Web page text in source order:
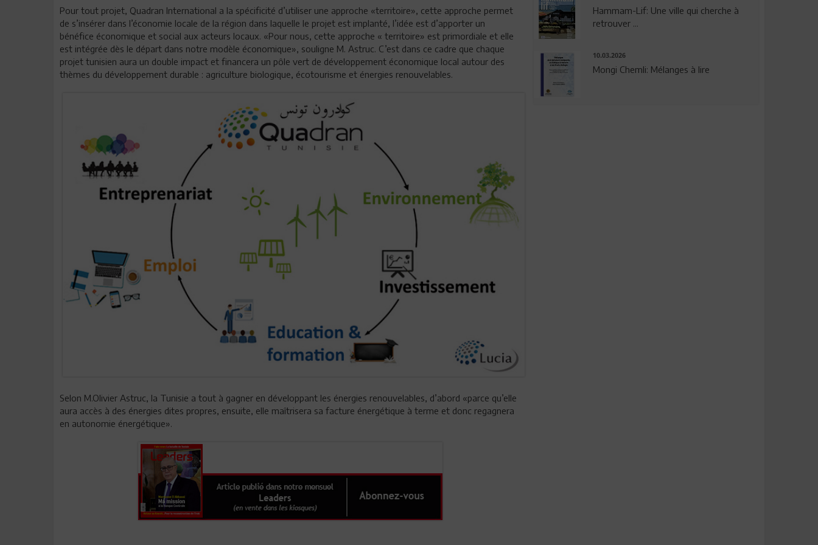
Pour tout projet, Quadran International a la spécificité d’utiliser une approche «territoire», cette approche permet
de s’insérer dans l’économie locale de la région dans laquelle le projet est implanté, l’idée est d’apporter un
bénéfice économique et social aux acteurs locaux. «Pour nous, cette approche « territoire» est primordiale et elle
est intégrée dès le départ dans notre modèle économique», souligne M. Astruc. C’est dans ce cadre que chaque
projet tunisien aura un double impact et financera un pôle vert de développement économique local autour des
thèmes du développement durable : agriculture biologique, écotourisme et énergies renouvelables.
Selon M.Olivier Astruc, la Tunisie a tout à gagner en développant les énergies renouvelables, d’abord «parce qu’elle
aura accès à des énergies dites propres, ensuite, elle maîtrisera sa facture énergétique à terme et donc regagnera
en autonomie énergétique».
Hammam-Lif: Une ville qui cherche à
retrouver ...
10.03.2026
Mongi Chemli: Mélanges à lire